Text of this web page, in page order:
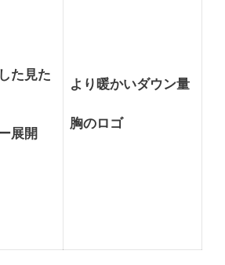
た見た
展開
より暖かいダウン量
胸のロゴ